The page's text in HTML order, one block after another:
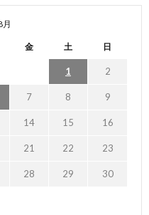
金 土 日
1 2
7 8 9
14 15 16
21 22 23
28 29 30